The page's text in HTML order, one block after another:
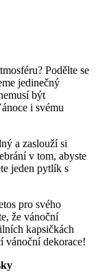
Podělte se
jedinečný
být
i svému
a zaslouží si
v tom, abyste
jeden pytlík s
pro svého
že vánoční
kapsičkách
vánoční dekorace!